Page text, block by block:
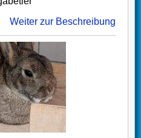
Weiter zur Beschreibung